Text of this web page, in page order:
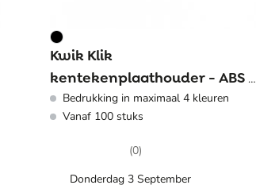
Kwik Klik
kentekenplaathouder - ABS -
België
Bedrukking in maximaal 4 kleuren
Vanaf 100 stuks
(0)
Donderdag 3 September